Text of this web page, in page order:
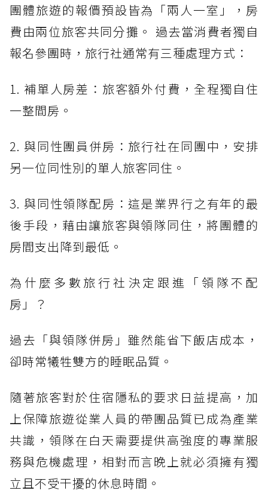
團體旅遊的報價預設皆為「兩人一室」，房
費由兩位旅客共同分攤。 過去當消費者獨自
報名參團時，旅行社通常有三種處理方式：
1. 補單人房差：旅客額外付費，全程獨自住
一整間房。
2. 與同性團員併房：旅行社在同團中，安排
另一位同性別的單人旅客同住。
3. 與同性領隊配房：這是業界行之有年的最
後手段，藉由讓旅客與領隊同住，將團體的
房間支出降到最低。
為什麼多數旅行社決定跟進「領隊不配
房」？
過去「與領隊併房」雖然能省下飯店成本，
卻時常犧牲雙方的睡眠品質。
隨著旅客對於住宿隱私的要求日益提高，加
上保障旅遊從業人員的帶團品質已成為產業
共識，領隊在白天需要提供高強度的專業服
務與危機處理，相對而言晚上就必須擁有獨
立且不受干擾的休息時間。